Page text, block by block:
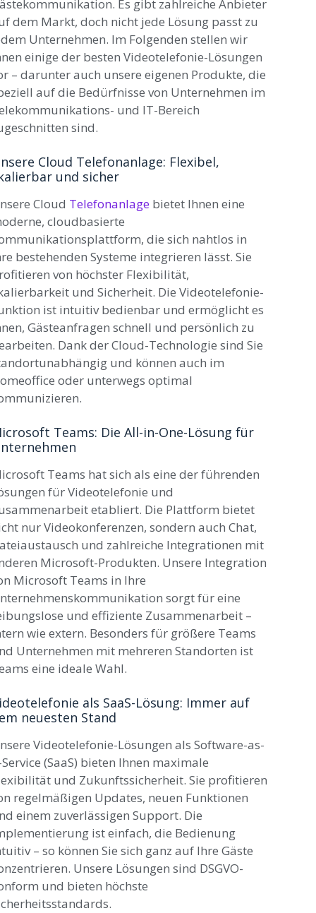
Es gibt zahlreiche Anbieter
dem Markt, doch nicht jede Lösung passt zu
Unternehmen. Im Folgenden stellen wir
einige der besten Videotelefonie-Lösungen
– darunter auch unsere eigenen Produkte, die
auf die Bedürfnisse von Unternehmen im
und IT-Bereich
sind.
Cloud Telefonanlage: Flexibel,
und sicher
Cloud Telefonanlagebietet Ihnen eine
cloudbasierte
die sich nahtlos in
bestehenden Systeme integrieren lässt. Sie
von höchster Flexibilität,
und Sicherheit. Die Videotelefonie-
ist intuitiv bedienbar und ermöglicht es
Gästeanfragen schnell und persönlich zu
Dank der Cloud-Technologie sind Sie
und können auch im
oder unterwegs optimal
Teams: Die All-in-One-Lösung für
Teams hat sich als eine der führenden
für Videotelefonie und
etabliert. Die Plattform bietet
nur Videokonferenzen, sondern auch Chat,
und zahlreiche Integrationen mit
Microsoft-Produkten. Unsere Integration
Microsoft Teams in Ihre
sorgt für eine
und effiziente Zusammenarbeit –
wie extern. Besonders für größere Teams
Unternehmen mit mehreren Standorten ist
eine ideale Wahl.
als SaaS-Lösung: Immer auf
neuesten Stand
Videotelefonie-Lösungen als Software-as-
(SaaS) bieten Ihnen maximale
und Zukunftssicherheit. Sie profitieren
regelmäßigen Updates, neuen Funktionen
einem zuverlässigen Support. Die
ist einfach, die Bedienung
– so können Sie sich ganz auf Ihre Gäste
Unsere Lösungen sind DSGVO-
und bieten höchste